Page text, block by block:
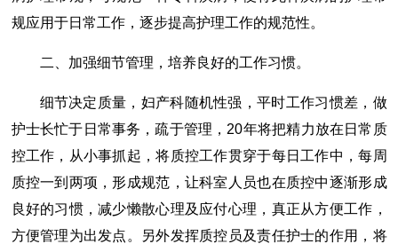
规应用于日常工作，逐步提高护理工作的规范性。
二、加强细节管理，培养良好的工作习惯。
细节决定质量，妇产科随机性强，平时工作习惯差，做
护士长忙于日常事务，疏于管理，20年将把精力放在日常质
控工作，从小事抓起，将质控工作贯穿于每日工作中，每周
质控一到两项，形成规范，让科室人员也在质控中逐渐形成
良好的习惯，减少懒散心理及应付心理，真正从方便工作，
方便管理为出发点。另外发挥质控员及责任护士的作用，将